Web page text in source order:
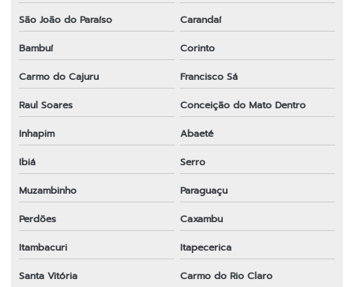
São João do Paraíso
Carandaí
Bambuí
Corinto
Carmo do Cajuru
Francisco Sá
Raul Soares
Conceição do Mato Dentro
Inhapim
Abaeté
Ibiá
Serro
Muzambinho
Paraguaçu
Perdões
Caxambu
Itambacuri
Itapecerica
Santa Vitória
Carmo do Rio Claro